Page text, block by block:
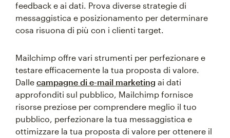
feedback e ai dati. Prova diverse strategie di
messaggistica e posizionamento per determinare
cosa risuona di più con i clienti target.
Mailchimp offre vari strumenti per perfezionare e
testare efficacemente la tua proposta di valore.
Dalle campagne di e-mail marketing ai dati
approfonditi sul pubblico, Mailchimp fornisce
risorse preziose per comprendere meglio il tuo
pubblico, perfezionare la tua messaggistica e
ottimizzare la tua proposta di valore per ottenere il